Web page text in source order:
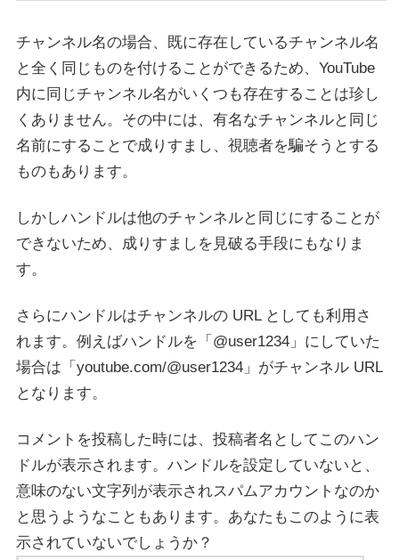
チャンネル名の場合、既に存在しているチャンネル名
と全く同じものを付けることができるため、YouTube
内に同じチャンネル名がいくつも存在することは珍し
くありません。その中には、有名なチャンネルと同じ
名前にすることで成りすまし、視聴者を騙そうとする
ものもあります。
しかしハンドルは他のチャンネルと同じにすることが
できないため、成りすましを見破る手段にもなりま
す。
さらにハンドルはチャンネルの URL としても利用さ
れます。例えばハンドルを「@user1234」にしていた
場合は「youtube.com/@user1234」がチャンネル URL
となります。
コメントを投稿した時には、投稿者名としてこのハン
ドルが表示されます。ハンドルを設定していないと、
意味のない文字列が表示されスパムアカウントなのか
と思うようなこともあります。あなたもこのように表
示されていないでしょうか？